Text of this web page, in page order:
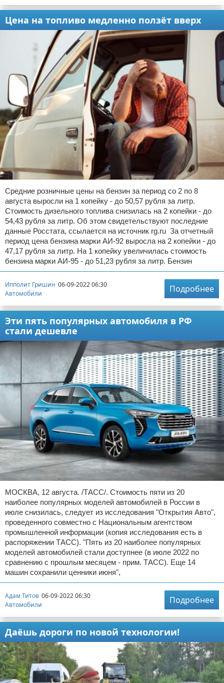
Цена на топливо медленно ползёт вверх
Средние розничные цены на бензин за период со 2 по 8
августа выросли на 1 копейку - до 50,57 рубля за литр.
Стоимость дизельного топлива снизилась на 2 копейки - до
54,43 рубля за литр. Об этом свидетельствуют последние
данные Росстата, ссылается на источник rg.ru За отчетный
период цена бензина марки АИ-92 выросла на 2 копейки - до
47,17 рубля за литр. На 1 копейку увеличилась стоимость
бензина марки АИ-95 - до 51,23 рубля за литр. Бензин
Ипполит Гришин 06-09-2022 06:30
Автомобили
Подробнее
Эти пять популярных автомобиля в РФ
стали дешевле
МОСКВА, 12 августа. /ТАСС/. Стоимость пяти из 20
наиболее популярных моделей автомобилей в России в
июле снизилась, следует из исследования "Открытия Авто",
проведенного совместно с Национальным агентством
промышленной информации (копия исследования есть в
распоряжении ТАСС). "Пять из 20 наиболее популярных
моделей автомобилей стали доступнее (в июле 2022 по
сравнению с прошлым месяцем - прим. ТАСС). Еще 14
машин сохранили ценники июня",
Адам Титов 06-09-2022 06:30
Автомобили
Подробнее
Даёшь дороги по новой технологии!